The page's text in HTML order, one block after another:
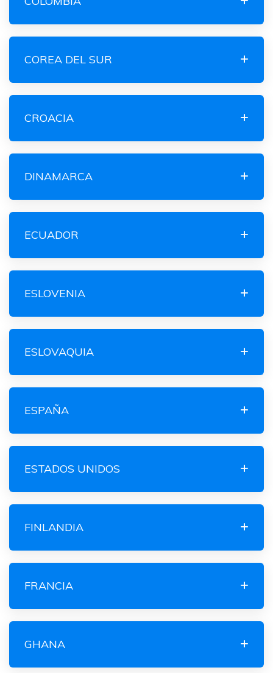
COREA DEL SUR
CROACIA
DINAMARCA
ECUADOR
ESLOVENIA
ESLOVAQUIA
ESPAÑA
ESTADOS UNIDOS
FINLANDIA
FRANCIA
GHANA